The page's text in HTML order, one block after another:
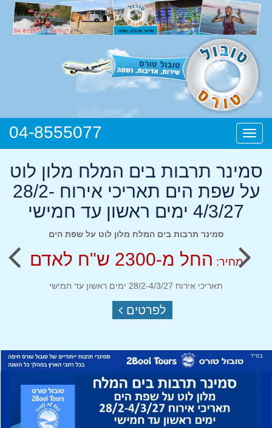
תפריט 04-8555077
סמינר תרבות בים המלח מלון לוט
על שפת הים תאריכי אירוח 28/2-
4/3/27 ימים ראשון עד חמישי
סמינר תרבות בים המלח מלון לוט על שפת הים
מחיר: החל מ-2300 ש"ח לאדם
תאריכי אירוח 28/2-4/3/27 ימים ראשון עד חמישי
לפרטים